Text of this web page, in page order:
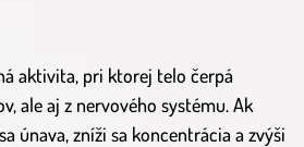
aktivita, pri ktorej telo čerpá
ale aj z nervového systému. Ak
únava, zníži sa koncentrácia a zvýši